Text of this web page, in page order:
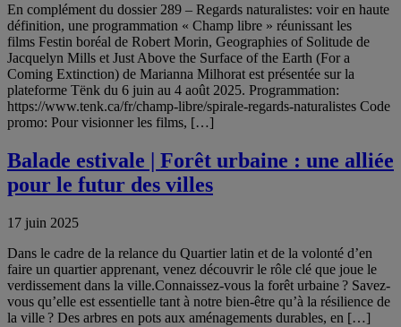
En complément du dossier 289 – Regards naturalistes: voir en haute
définition, une programmation « Champ libre » réunissant les
films Festin boréal de Robert Morin, Geographies of Solitude de
Jacquelyn Mills et Just Above the Surface of the Earth (For a
Coming Extinction) de Marianna Milhorat est présentée sur la
plateforme Tënk du 6 juin au 4 août 2025. Programmation:
https://www.tenk.ca/fr/champ-libre/spirale-regards-naturalistes Code
promo: Pour visionner les films, […]
Balade estivale | Forêt urbaine : une alliée
pour le futur des villes
17 juin 2025
Dans le cadre de la relance du Quartier latin et de la volonté d’en
faire un quartier apprenant, venez découvrir le rôle clé que joue le
verdissement dans la ville.Connaissez-vous la forêt urbaine ? Savez-
vous qu’elle est essentielle tant à notre bien-être qu’à la résilience de
la ville ? Des arbres en pots aux aménagements durables, en […]